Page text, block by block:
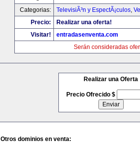
Categorias:
TelevisiÃ³n y EspectÃ¡culos,
Precio:
Realizar una oferta!
Visitar!
entradasenventa.com
Serán consideradas
Realizar una Oferta
Precio Ofrecido $
Otros dominios en venta: